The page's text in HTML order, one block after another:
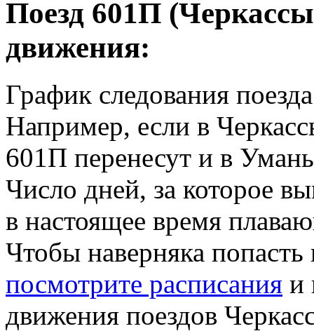
Поезд 601П
движения:
График следования
Например, если в
601П перенесут и в
Число дней, за которое
в настоящее время
Чтобы наверняка
посмотрите расписания и
движения поездов